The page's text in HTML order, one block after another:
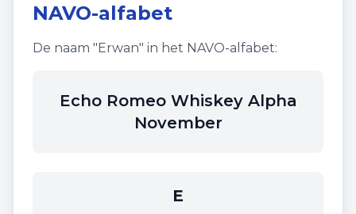
NAVO-alfabet
De naam "Erwan" in het NAVO-alfabet:
Echo Romeo Whiskey Alpha
November
E